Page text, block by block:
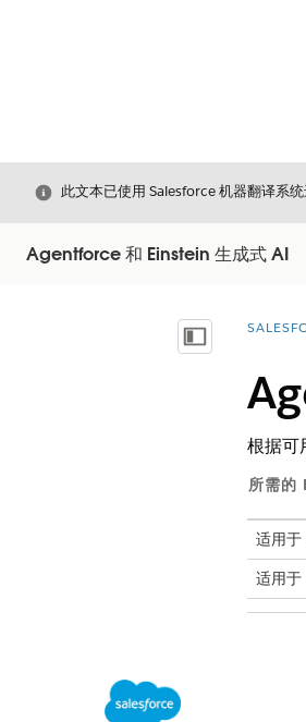
关闭
此文本已使用 Salesforce 机器翻译系
Agentforce 和 Einstein 生成式 AI
显示目录 您在此
根据可
所需的
适用
适用